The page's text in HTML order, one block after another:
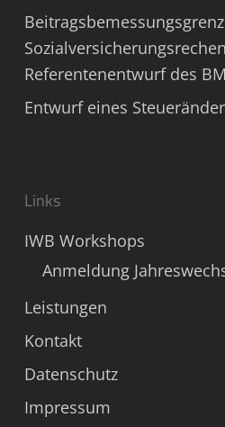
Referentenentwurf des
Entwurf eines
Links
IWB Workshops
Anmeldung
Leistungen
Kontakt
Datenschutz
Impressum